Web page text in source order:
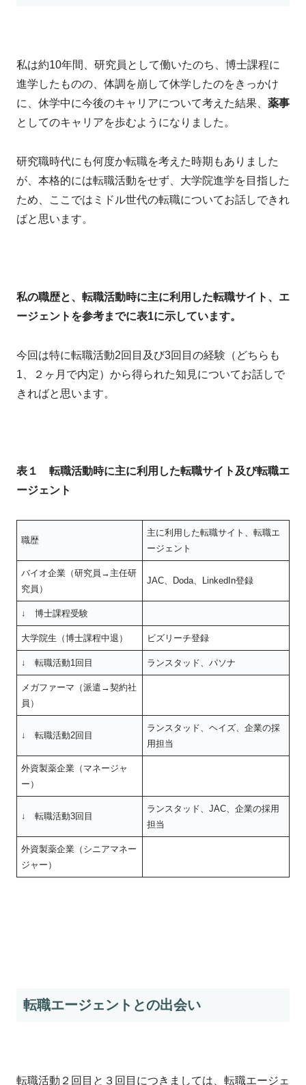
私は約10年間、研究員として働いたのち、博士課程に
進学したものの、体調を崩して休学したのをきっかけ
に、休学中に今後のキャリアについて考えた結果、 薬事
としてのキャリアを歩むようになりました。
研究職時代にも何度か転職を考えた時期もありました
が、本格的には転職活動をせず、大学院進学を目指した
ため、ここではミドル世代の転職についてお話しできれ
ばと思います。
私の職歴と、転職活動時に主に利用した転職サイト、エ
ージェントを参考までに表1に示しています。
今回は特に転職活動2回目及び3回目の経験（どちらも
1、２ヶ月で内定）から得られた知見についてお話しで
きればと思います。
表１ 転職活動時に主に利用した転職サイト及び転職エ
ージェント
職歴
主に利用した転職サイト、転職エ
ージェント
バイオ企業（研究員→主任研
究員）
JAC、Doda、LinkedIn登録
↓ 博士課程受験
大学院生（博士課程中退） ビズリーチ登録
↓ 転職活動1回目 ランスタッド、パソナ
メガファーマ（派遣→契約社
員）
↓ 転職活動2回目
ランスタッド、ヘイズ、企業の採
用担当
外資製薬企業（マネージャ
ー）
↓ 転職活動3回目
ランスタッド、JAC、企業の採用
担当
外資製薬企業（シニアマネー
ジャー）
転職エージェントとの出会い
転職活動２回目と３回目につきましては、転職エージェ